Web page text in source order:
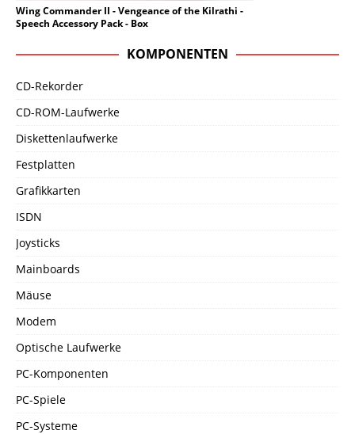
Wing Commander II - Vengeance of the Kilrathi -
Speech Accessory Pack - Box
KOMPONENTEN
CD-Rekorder
CD-ROM-Laufwerke
Diskettenlaufwerke
Festplatten
Grafikkarten
ISDN
Joysticks
Mainboards
Mäuse
Modem
Optische Laufwerke
PC-Komponenten
PC-Spiele
PC-Systeme